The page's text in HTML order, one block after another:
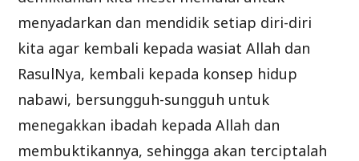
menyadarkan dan mendidik setiap diri-diri
kita agar kembali kepada wasiat Allah dan
RasulNya, kembali kepada konsep hidup
nabawi, bersungguh-sungguh untuk
menegakkan ibadah kepada Allah dan
membuktikannya, sehingga akan terciptalah